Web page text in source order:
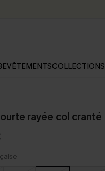
VÊTEMENTSCOLLECTIONS
rayée col cranté